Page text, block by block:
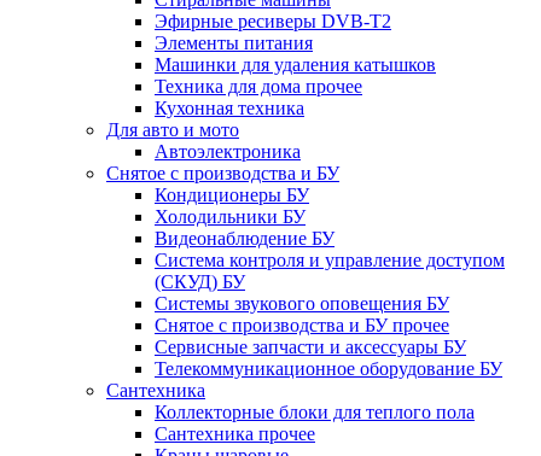
Эфирные ресиверы DVB-T2
Элементы питания
Машинки для удаления катышков
Техника для дома прочее
Кухонная техника
Для авто и мото
Автоэлектроника
Снятое с производства и БУ
Кондиционеры БУ
Холодильники БУ
Видеонаблюдение БУ
Система контроля и управление доступом
(СКУД) БУ
Системы звукового оповещения БУ
Снятое с производства и БУ прочее
Сервисные запчасти и аксессуары БУ
Телекоммуникационное оборудование БУ
Сантехника
Коллекторные блоки для теплого пола
Сантехника прочее